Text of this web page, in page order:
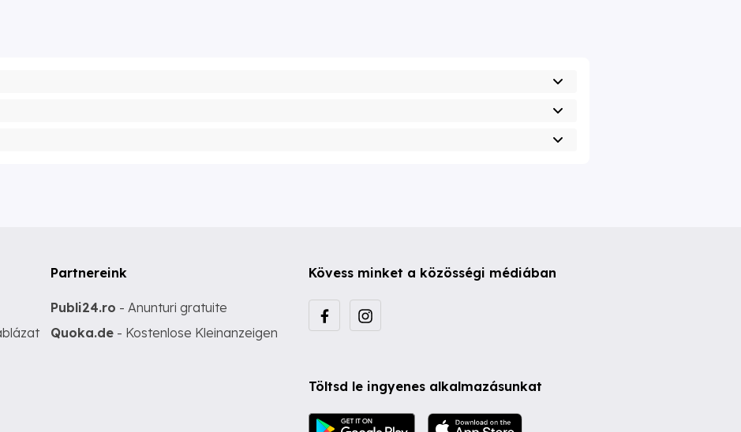
Partnereink
Publi24.ro - Anunturi gratuite
Quoka.de - Kostenlose Kleinanzeigen
Kövess minket a közösségi médiában
Töltsd le ingyenes alkalmazásunkat